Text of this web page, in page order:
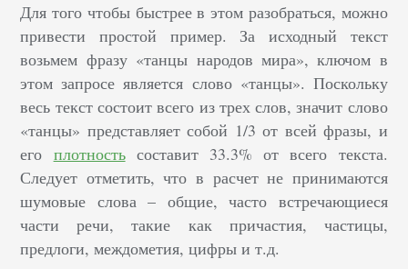
Для того чтобы быстрее в этом разобраться, можно
привести простой пример. За исходный текст
возьмем фразу «танцы народов мира», ключом в
этом запросе является слово «танцы». Поскольку
весь текст состоит всего из трех слов, значит слово
«танцы» представляет собой 1/3 от всей фразы, и
его плотностьсоставит 33.3% от всего текста.
Следует отметить, что в расчет не принимаются
шумовые слова – общие, часто встречающиеся
части речи, такие как причастия, частицы,
предлоги, междометия, цифры и т.д.